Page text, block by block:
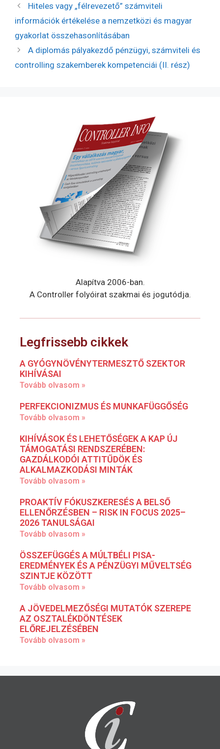
Hiteles vagy „félrevezető” számviteli
információk értékelése a nemzetközi és magyar
gyakorlat összehasonlításában
A diplomás pályakezdő pénzügyi, számviteli és
controlling szakemberek kompetenciái (II. rész)
Alapítva 2006-ban.
A Controller folyóirat szakmai és jogutódja.
Legfrissebb cikkek
A GYÓGYNÖVÉNYTERMESZTŐ SZEKTOR
KIHÍVÁSAI
Tovább olvasom »
PERFEKCIONIZMUS ÉS MUNKAFÜGGŐSÉG
Tovább olvasom »
KIHÍVÁSOK ÉS LEHETŐSÉGEK A KAP ÚJ
TÁMOGATÁSI RENDSZERÉBEN:
GAZDÁLKODÓI ATTITŰDÖK ÉS
ALKALMAZKODÁSI MINTÁK
Tovább olvasom »
PROAKTÍV FÓKUSZKERESÉS A BELSŐ
ELLENŐRZÉSBEN – RISK IN FOCUS 2025–
2026 TANULSÁGAI
Tovább olvasom »
ÖSSZEFÜGGÉS A MÚLTBÉLI PISA-
EREDMÉNYEK ÉS A PÉNZÜGYI MŰVELTSÉG
SZINTJE KÖZÖTT
Tovább olvasom »
A JÖVEDELMEZŐSÉGI MUTATÓK SZEREPE
AZ OSZTALÉKDÖNTÉSEK
ELŐREJELZÉSÉBEN
Tovább olvasom »